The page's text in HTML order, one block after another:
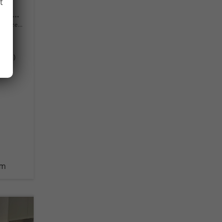
Style Mild Hybrid Rückfahrkamera Rear Assist, Schlüsselloses Öffnen Keyless Access und schlüsselloser Start, getönte Heckscheiben von der B-Säule bis zum Heck, Metallic, LED-Scheinwerfer Plus, mit Kurvenlicht, Schlechtwetterscheinwerfer vorn, 18" A
Fahrzeug mit Tageszulassung